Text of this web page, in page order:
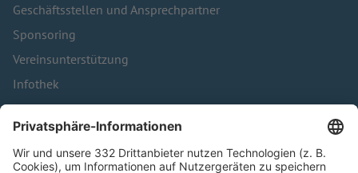
Geschäftsstellen und Ansprechpartner
Sponsoring
Vereinsunterstützung
Infothek
Kontakt
HÄUFIG BESUCHTE SEITEN